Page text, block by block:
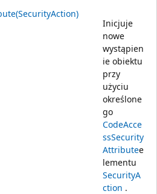
Inicjuje
nowe
wystąpien
ie obiektu
przy
użyciu
określone
go
CodeAcce
ssSecurity
Attributee
lementu
SecurityA
ction .